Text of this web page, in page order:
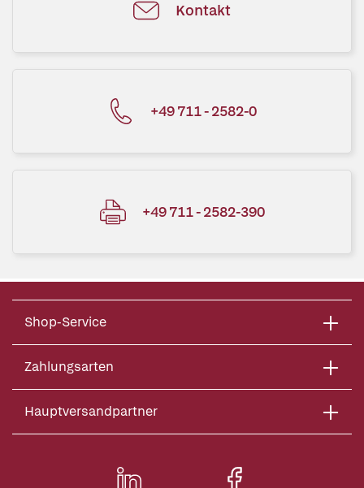
Kontakt
+49 711 - 2582-0
+49 711 - 2582-390
Shop-Service
Zahlungsarten
Hauptversandpartner